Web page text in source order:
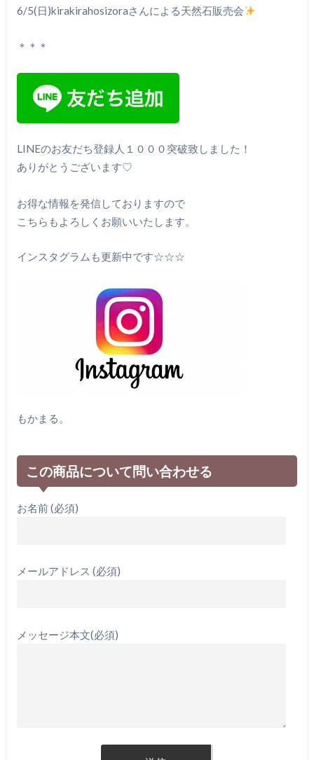
6/5(日)kirakirahosizoraさんによる天然石販売会
＊＊＊
LINEのお友だち登録人１０００突破致しました！
ありがとうございます♡
お得な情報を発信しておりますので
こちらもよろしくお願いいたします。
インスタグラムも更新中です☆☆☆
もかまる。
この商品について問い合わせる
お名前 (必須)
メールアドレス (必須)
メッセージ本文(必須)